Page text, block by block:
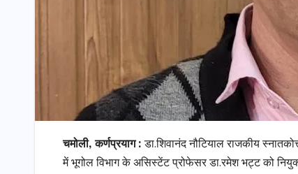
चमोली, कर्णप्रयाग : डा.शिवानंद नौटियाल राजकीय
में भूगोल विभाग के असिस्टेंट प्रोफेसर डा.रमेश भट्ट को